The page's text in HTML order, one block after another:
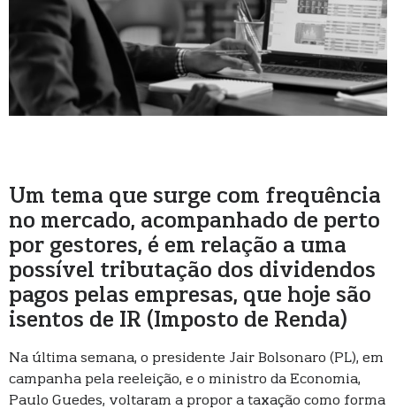
Um tema que surge com frequência
no mercado, acompanhado de perto
por gestores, é em relação a uma
possível tributação dos dividendos
pagos pelas empresas, que hoje são
isentos de IR (Imposto de Renda)
Na última semana, o presidente Jair Bolsonaro (PL), em
campanha pela reeleição, e o ministro da Economia,
Paulo Guedes, voltaram a propor a taxação como forma